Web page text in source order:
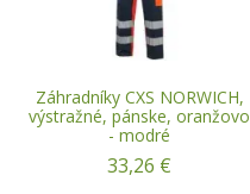
Záhradníky CXS NORWICH,
výstražné, pánske, oranžovo
- modré
33,26 €